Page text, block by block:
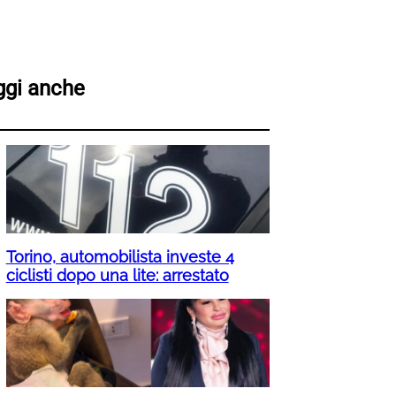
anche
Torino, automobilista investe 4
ciclisti dopo una lite: arrestato